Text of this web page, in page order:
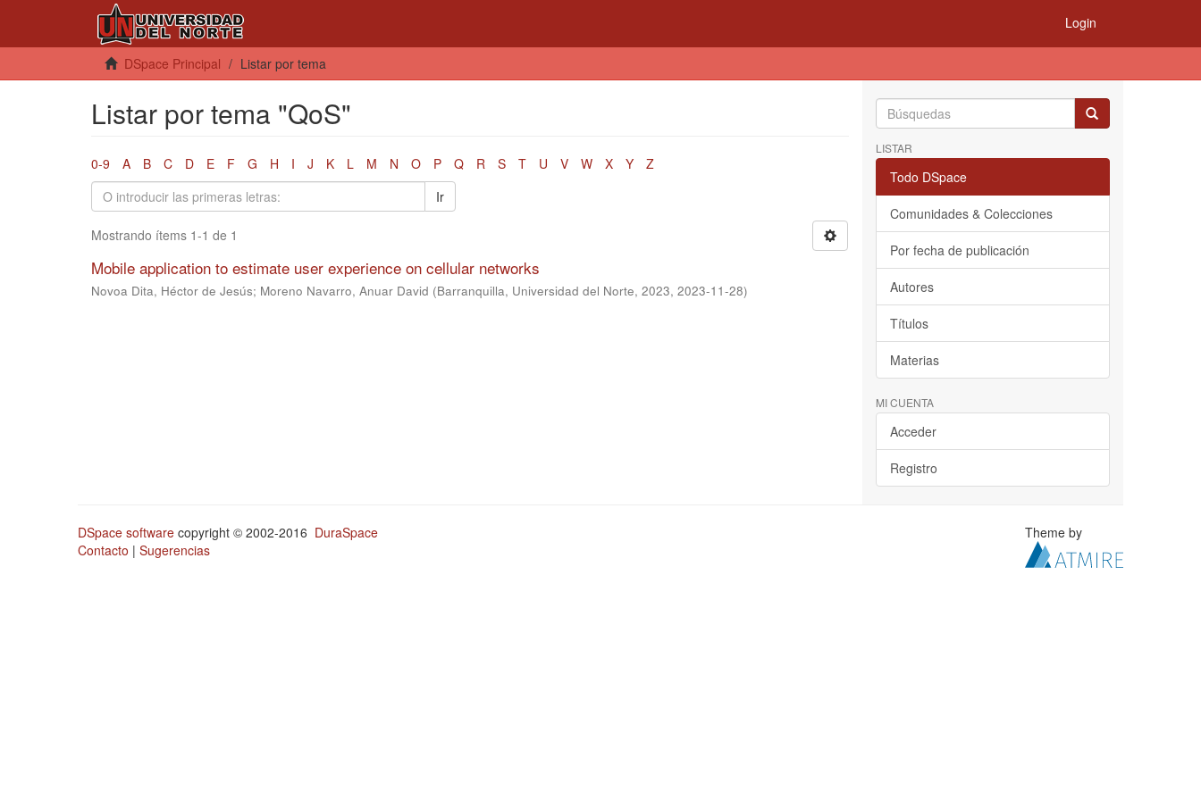
Login
DSpace Principal Listar por tema
Listar por tema "QoS"
0-9 A B C D E F G H I J K L M N O P Q R S T U V W X Y
Z
Ir
Mostrando ítems 1-1 de 1
Mobile application to estimate user experience on cellular networks
Novoa Dita, Héctor de Jesús; Moreno Navarro, Anuar David (Barranquilla, Universidad del Norte, 2023, 2023-11-28)
LISTAR
Todo DSpace
Comunidades & Colecciones
Por fecha de publicación
Autores
Títulos
Materias
MI CUENTA
Acceder
Registro
DSpace software copyright © 2002-2016 DuraSpace
Contacto | Sugerencias
Theme by